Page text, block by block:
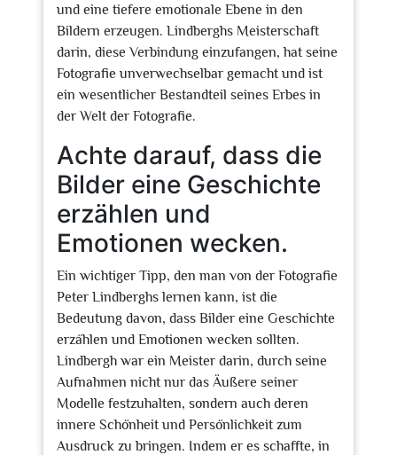
und eine tiefere emotionale Ebene in den
Bildern erzeugen. Lindberghs Meisterschaft
darin, diese Verbindung einzufangen, hat seine
Fotografie unverwechselbar gemacht und ist
ein wesentlicher Bestandteil seines Erbes in
der Welt der Fotografie.
Achte darauf, dass die
Bilder eine Geschichte
erzählen und
Emotionen wecken.
Ein wichtiger Tipp, den man von der Fotografie
Peter Lindberghs lernen kann, ist die
Bedeutung davon, dass Bilder eine Geschichte
erzählen und Emotionen wecken sollten.
Lindbergh war ein Meister darin, durch seine
Aufnahmen nicht nur das Äußere seiner
Modelle festzuhalten, sondern auch deren
innere Schönheit und Persönlichkeit zum
Ausdruck zu bringen. Indem er es schaffte, in